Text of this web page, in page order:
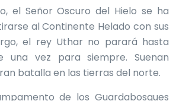
el Señor Oscuro del Hielo se ha
al Continente Helado con sus
el rey Uthar no parará hasta
vez para siempre. Suenan
batalla en las tierras del norte.
de los Guardabosques